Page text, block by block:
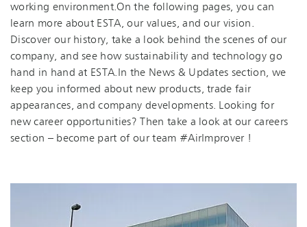
working environment.​On the following pages, you can
learn more about ESTA, our values, and our vision.
Discover our history, take a look behind the scenes of our
company, and see how sustainability and technology go
hand in hand at ESTA.​In the News & Updates section, we
keep you informed about new products, trade fair
appearances, and company developments. Looking for
new career opportunities? Then take a look at our careers
section – become part of our team #AirImprover !